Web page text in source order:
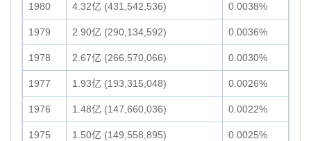
1980 4.32亿 (431,542,536) 0.0038%
1979 2.90亿 (290,134,592) 0.0036%
1978 2.67亿 (266,570,066) 0.0030%
1977 1.93亿 (193,315,048) 0.0026%
1976 1.48亿 (147,660,036) 0.0022%
1975 1.50亿 (149,558,895) 0.0025%